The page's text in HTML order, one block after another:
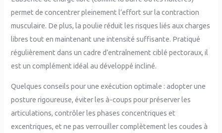
permet de concentrer pleinement l’effort sur la contraction
musculaire. De plus, la poulie réduit les risques liés aux charges
libres tout en maintenant une intensité suffisante. Pratiqué
régulièrement dans un cadre d’entraînement ciblé pectoraux, il
est un complément idéal au développé incliné.
Quelques conseils pour une exécution optimale : adopter une
posture rigoureuse, éviter les à-coups pour préserver les
articulations, contrôler les phases concentriques et
excentriques, et ne pas verrouiller complètement les coudes à